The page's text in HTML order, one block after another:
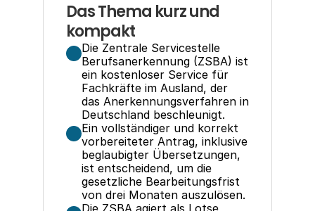
Das Thema kurz und
kompakt
Die Zentrale Servicestelle
Berufsanerkennung (ZSBA) ist
ein kostenloser Service für
Fachkräfte im Ausland, der
das Anerkennungsverfahren in
Deutschland beschleunigt.
Ein vollständiger und korrekt
vorbereiteter Antrag, inklusive
beglaubigter Übersetzungen,
ist entscheidend, um die
gesetzliche Bearbeitungsfrist
von drei Monaten auszulösen.
Die ZSBA agiert als Lotse,